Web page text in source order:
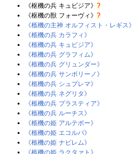
《枢機の兵 キュビジア》 ?
《枢機の獣 フォーヴィ》 ?
《柩機の主神 オルフィスト・レギス》
《柩機の兵 カラフィ》‎
《柩機の兵 キュビジア》
《柩機の兵 グラフィム》‎
《柩機の兵 グリュンダー》‎
《柩機の兵 サンボリーノ》
《柩機の兵 シュプレマ》‎
《柩機の兵 ネグリタ》‎
《柩機の兵 プラスティア》
《柩機の兵 ルーチス》
《柩機の姫 アルテポー》
《柩機の姫 エコルパ》
《柩機の姫 ナビレム》
《柩機の姫 ラクタァト》‎